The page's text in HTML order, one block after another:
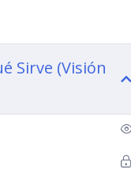
la IA.
Sirve (Visión